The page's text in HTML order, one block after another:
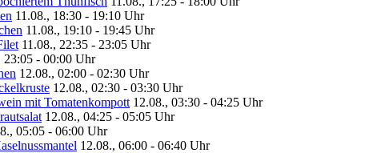
11.08., 18:30 - 19:10 Uhr
11.08., 19:10 - 19:45 Uhr
11.08., 22:35 - 23:05 Uhr
23:05 - 00:00 Uhr
12.08., 02:00 - 02:30 Uhr
12.08., 02:30 - 03:30 Uhr
mit Tomatenkompott 12.08., 03:30 - 04:25 Uhr
12.08., 04:25 - 05:05 Uhr
05:05 - 06:00 Uhr
12.08., 06:00 - 06:40 Uhr